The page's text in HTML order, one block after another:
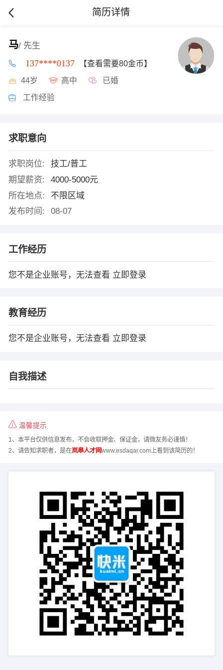
简历详情
马/ 先生
137****0137 【查看需要80金币】
44岁 高中 已婚
工作经验
求职意向
求职岗位:
技工/普工
期望薪资:
4000-5000元
所在地点:
不限区域
发布时间:
08-07
工作经历
您不是企业账号，无法查看 立即登录
教育经历
您不是企业账号，无法查看 立即登录
自我描述
温馨提示
1、本平台仅供信息发布，不会收取押金、保证金，请微友务必谨慎！
2、请告知求职者，是在岚皋人才网www.esdaqar.com上看到该简历的！